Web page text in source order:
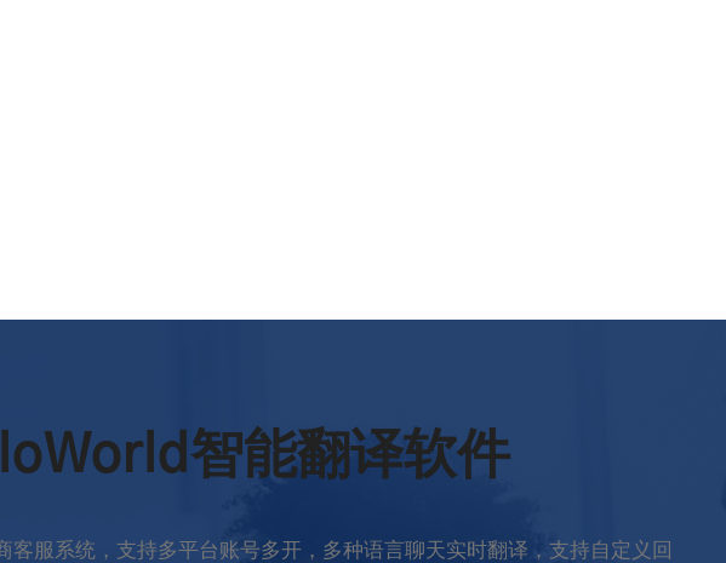
智能翻译软件
客服系统，支持多平台账号多开，多种语言聊天实时翻译，支持自定义回